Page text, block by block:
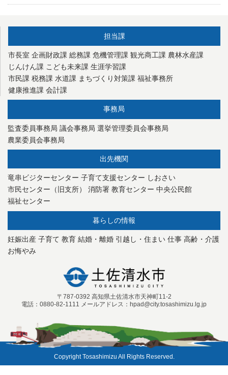
担当課
市長室 企画財政課 総務課 危機管理課 観光商工課 農林水産課
じんけん課 こども未来課 生涯学習課
市民課 税務課 水道課 まちづくり対策課 福祉事務所
健康推進課 会計課
事務局
監査委員事務局 議会事務局 選挙管理委員会事務局
農業委員会事務局
出先機関
竜串ビジターセンター 子育て支援センター しおさい
市民センター（旧支所）
消防署 教育センター 中央公民館
福祉センター
暮らしの情報
妊娠出産 子育て 教育 結婚・離婚 引越し・住まい 仕事 高齢・介護
お悔やみ
〒787-0392 高知県土佐清水市天神町11-2
電話：0880-82-1111 メールアドレス：hpad@city.tosashimizu.lg.jp
Copyright Tosashimizu All Rights Reserved.